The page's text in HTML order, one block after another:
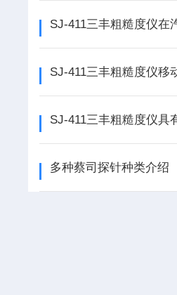
多种蔡司探针种类介绍